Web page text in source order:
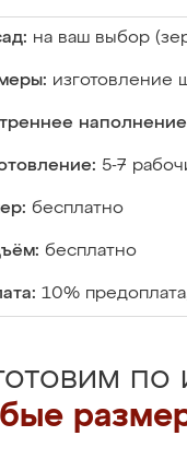
на ваш выбор
изготовление
5-7
бесплатно
бесплатно
10%
по